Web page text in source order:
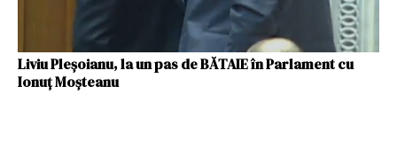
Liviu Pleșoianu, la un pas de BĂTAIE în Parlament cu
Ionuț Moșteanu